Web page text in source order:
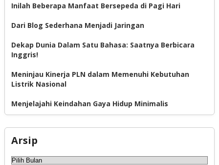
Inilah Beberapa Manfaat Bersepeda di Pagi Hari
Dari Blog Sederhana Menjadi Jaringan
Dekap Dunia Dalam Satu Bahasa: Saatnya Berbicara
Inggris!
Meninjau Kinerja PLN dalam Memenuhi Kebutuhan
Listrik Nasional
Menjelajahi Keindahan Gaya Hidup Minimalis
Arsip
Arsip